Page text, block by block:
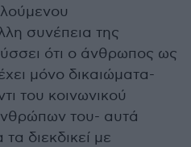
συνέπεια της
ότι ο άνθρωπος ως
μόνο δικαιώματα-
του κοινωνικού
του- αυτά
διεκδικεί με